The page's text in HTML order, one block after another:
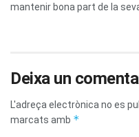
mantenir bona part de la
Deixa un
L'adreça electrònica no es
marcats amb *